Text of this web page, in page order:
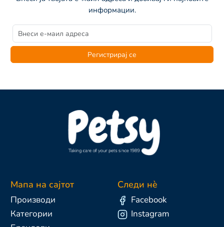
информации.
Регистрирај се
Мапа на сајтот
Производи
Категории
Следи нè
Facebook
Instagram